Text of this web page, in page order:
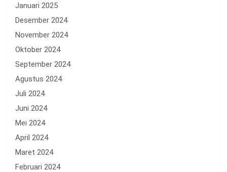
Januari 2025
Desember 2024
November 2024
Oktober 2024
September 2024
Agustus 2024
Juli 2024
Juni 2024
Mei 2024
April 2024
Maret 2024
Februari 2024